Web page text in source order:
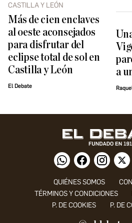
CASTILLA Y LEÓN
Más de cien enclaves
al oeste aconsejados
para disfrutar del
eclipse total de sol en
Castilla y León
El Debate
a
QUIÉNES SOMOS
TÉRMINOS Y CONDICIONES
P. DE COOKIES
P. DE